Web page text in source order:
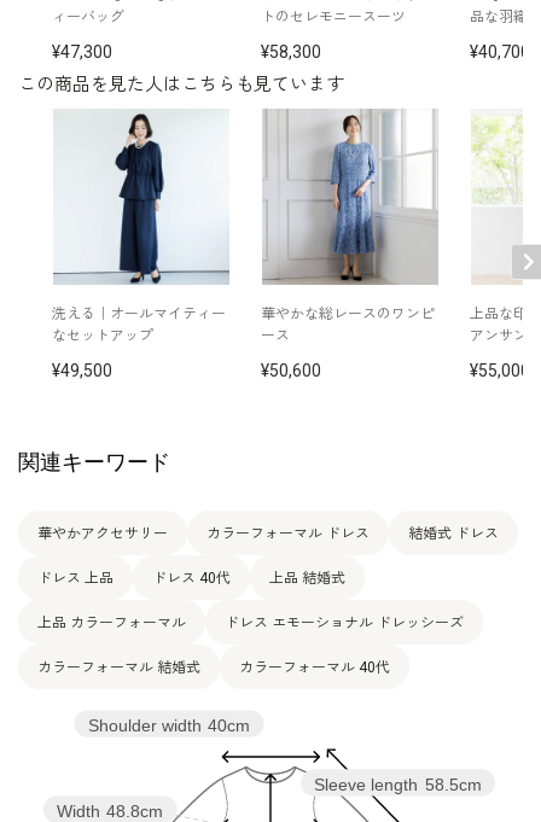
その他
イヤリング / 5551335-10
ネックレス /5519224-10
バッグ /
※モデル：身長165cm 9号着用
この商品を見た人はこちらも見ています
洗える｜オールマイティー
なセットアップ
49,500
華やかな総レースのワンピ
ース
50,600
上品な印
アンサン
55,000
ィーバッグ
47,300
トのセレモニースーツ
58,300
品な羽織
40,700
関連キーワード
華やかアクセサリー カラーフォーマル ドレス 結婚式 ドレス
ドレス 上品 ドレス 40代 上品 結婚式
上品 カラーフォーマル ドレス エモーショナル ドレッシーズ
カラーフォーマル 結婚式 カラーフォーマル 40代
Sleeve length 58.5cm
Width 48.8cm
Shoulder width 40cm